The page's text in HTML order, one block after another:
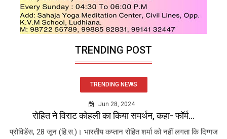
TRENDING POST
TRENDING NEWS
Jun 28, 2024
रोहित ने विराट कोहली का किया समर्थन, कहा- फॉर्म...
प्रोविडेंस, 28 जून (हि.स.)। भारतीय कप्तान रोहित शर्मा को नहीं लगता कि दिग्गज